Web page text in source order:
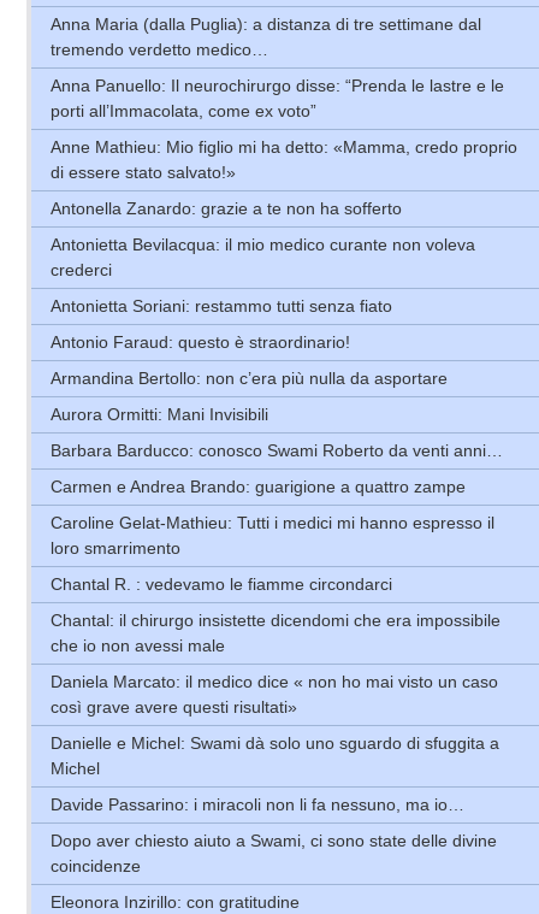
Anna Maria (dalla Puglia): a distanza di tre settimane dal
tremendo verdetto medico…
Anna Panuello: Il neurochirurgo disse: “Prenda le lastre e le
porti all’Immacolata, come ex voto”
Anne Mathieu: Mio figlio mi ha detto: «Mamma, credo proprio
di essere stato salvato!»
Antonella Zanardo: grazie a te non ha sofferto
Antonietta Bevilacqua: il mio medico curante non voleva
crederci
Antonietta Soriani: restammo tutti senza fiato
Antonio Faraud: questo è straordinario!
Armandina Bertollo: non c’era più nulla da asportare
Aurora Ormitti: Mani Invisibili
Barbara Barducco: conosco Swami Roberto da venti anni…
Carmen e Andrea Brando: guarigione a quattro zampe
Caroline Gelat-Mathieu: Tutti i medici mi hanno espresso il
loro smarrimento
Chantal R. : vedevamo le fiamme circondarci
Chantal: il chirurgo insistette dicendomi che era impossibile
che io non avessi male
Daniela Marcato: il medico dice « non ho mai visto un caso
così grave avere questi risultati»
Danielle e Michel: Swami dà solo uno sguardo di sfuggita a
Michel
Davide Passarino: i miracoli non li fa nessuno, ma io…
Dopo aver chiesto aiuto a Swami, ci sono state delle divine
coincidenze
Eleonora Inzirillo: con gratitudine